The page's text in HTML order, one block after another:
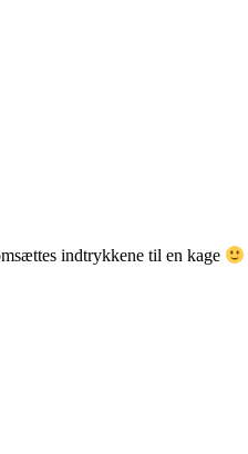
indtrykkene til en kage